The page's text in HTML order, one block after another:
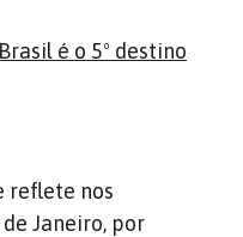
é o 5º destino
reflete nos
Janeiro, por